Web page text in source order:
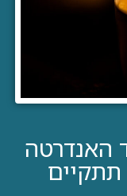
האנדרטה